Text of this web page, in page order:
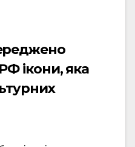
ікони, яка